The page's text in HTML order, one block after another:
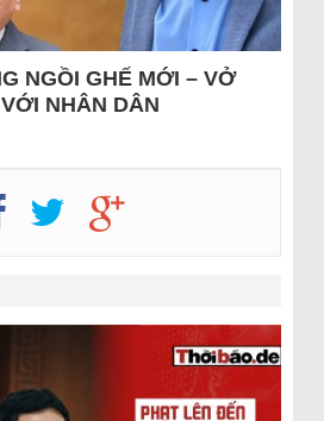
NGỒI GHẾ MỚI – VỞ
NHÂN DÂN